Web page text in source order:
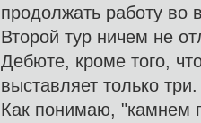
продолжать работу во
Второй тур ничем не
Дебюте, кроме того,
выставляет только три.
Как понимаю, "камнем